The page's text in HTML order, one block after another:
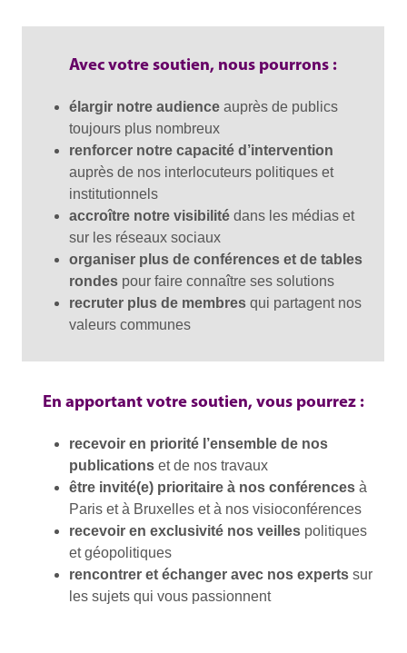
Avec votre soutien, nous pourrons :
élargir notre audience auprès de publics
toujours plus nombreux
renforcer notre capacité d’intervention
auprès de nos interlocuteurs politiques et
institutionnels
accroître notre visibilité dans les médias et
sur les réseaux sociaux
organiser plus de conférences et de tables
rondes pour faire connaître ses solutions
recruter plus de membres qui partagent nos
valeurs communes
En apportant votre soutien, vous pourrez :
recevoir en priorité l’ensemble de nos
publications et de nos travaux
être invité(e) prioritaire à nos conférences à
Paris et à Bruxelles et à nos visioconférences
recevoir en exclusivité nos veilles politiques
et géopolitiques
rencontrer et échanger avec nos experts sur
les sujets qui vous passionnent